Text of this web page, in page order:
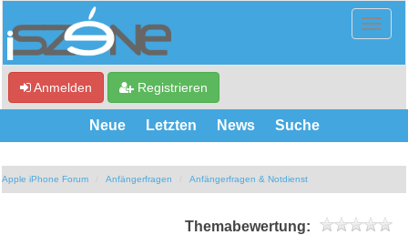
Anmelden Registrieren
Neue Letzten News Suche
Apple iPhone Forum Anfängerfragen Anfängerfragen & Notdienst
Themabewertung: